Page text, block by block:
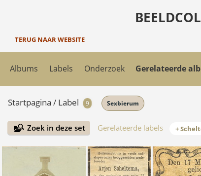
TERUG NAAR WEBSITE
Albums Labels Onderzoek Gerelateerde
Startpagina / Label 9 Sexbierum
Zoek in deze set Gerelateerde labels +